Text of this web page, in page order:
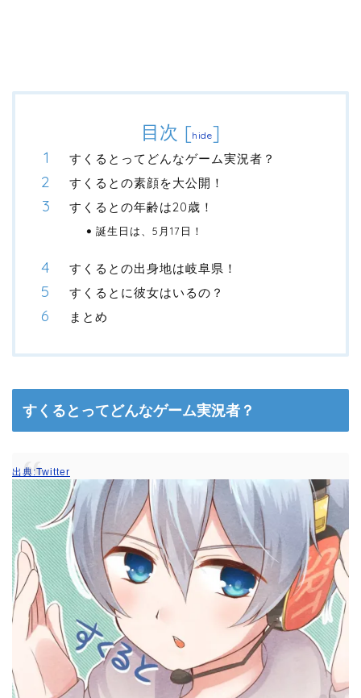
目次 [hide]
すくるとってどんなゲーム実況者？
すくるとの素顔を大公開！
すくるとの年齢は20歳！
誕生日は、5月17日！
すくるとの出身地は岐阜県！
すくるとに彼女はいるの？
まとめ
すくるとってどんなゲーム実況者？
出典:Twitter